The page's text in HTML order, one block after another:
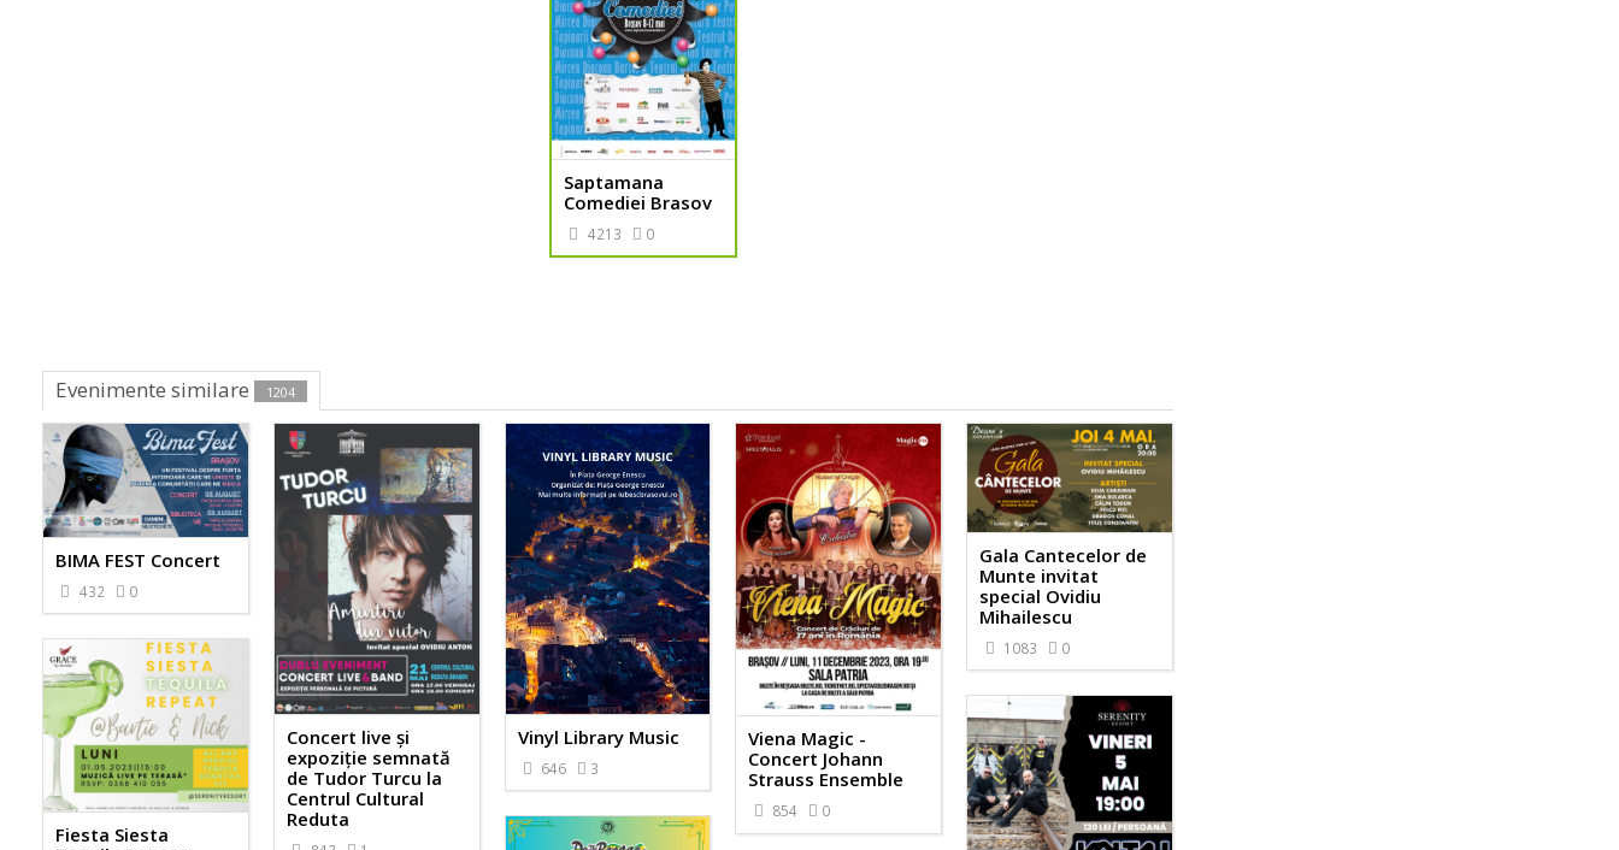
Saptamana
Comediei Brasov
4213 0
Evenimente similare 1204
BIMA FEST Concert
432 0
Concert live și
expoziție semnată
de Tudor Turcu la
Centrul Cultural
Reduta
Vinyl Library Music
646 3
Viena Magic -
Concert Johann
Strauss Ensemble
854 0
Gala Cantecelor de
Munte invitat
special Ovidiu
Mihailescu
1083 0
Fiesta Siesta